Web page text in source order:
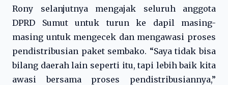
Rony selanjutnya mengajak seluruh anggota
DPRD Sumut untuk turun ke dapil masing-
masing untuk mengecek dan mengawasi proses
pendistribusian paket sembako. “Saya tidak bisa
bilang daerah lain seperti itu, tapi lebih baik kita
awasi bersama proses pendistribusiannya,”